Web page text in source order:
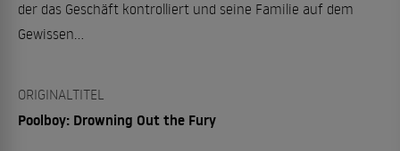
der das Geschäft kontrolliert und seine Familie auf dem
Gewissen...
ORIGINALTITEL
Poolboy: Drowning Out the Fury